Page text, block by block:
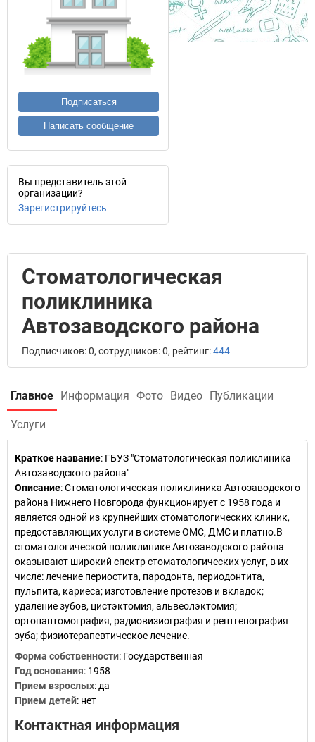
Подписаться
Написать сообщение
Вы представитель этой
организации?
Зарегистрируйтесь
Стоматологическая
поликлиника
Автозаводского района
Подписчиков: 0, сотрудников: 0, рейтинг:444
Главное Информация Фото Видео Публикации
Услуги
Краткое название: ГБУЗ "Стоматологическая поликлиника
Автозаводского района"
Описание: Стоматологическая поликлиника Автозаводского
района Нижнего Новгорода функционирует с 1958 года и
является одной из крупнейших стоматологических клиник,
предоставляющих услуги в системе ОМС, ДМС и платно.В
стоматологической поликлинике Автозаводского района
оказывают широкий спектр стоматологических услуг, в их
числе: лечение периостита, пародонта, периодонтита,
пульпита, кариеса; изготовление протезов и вкладок;
удаление зубов, цистэктомия, альвеолэктомия;
ортопантомография, радиовизиография и рентгенография
зуба; физиотерапевтическое лечение.
Форма собственности: Государственная
Год основания: 1958
Прием взрослых: да
Прием детей: нет
Контактная информация